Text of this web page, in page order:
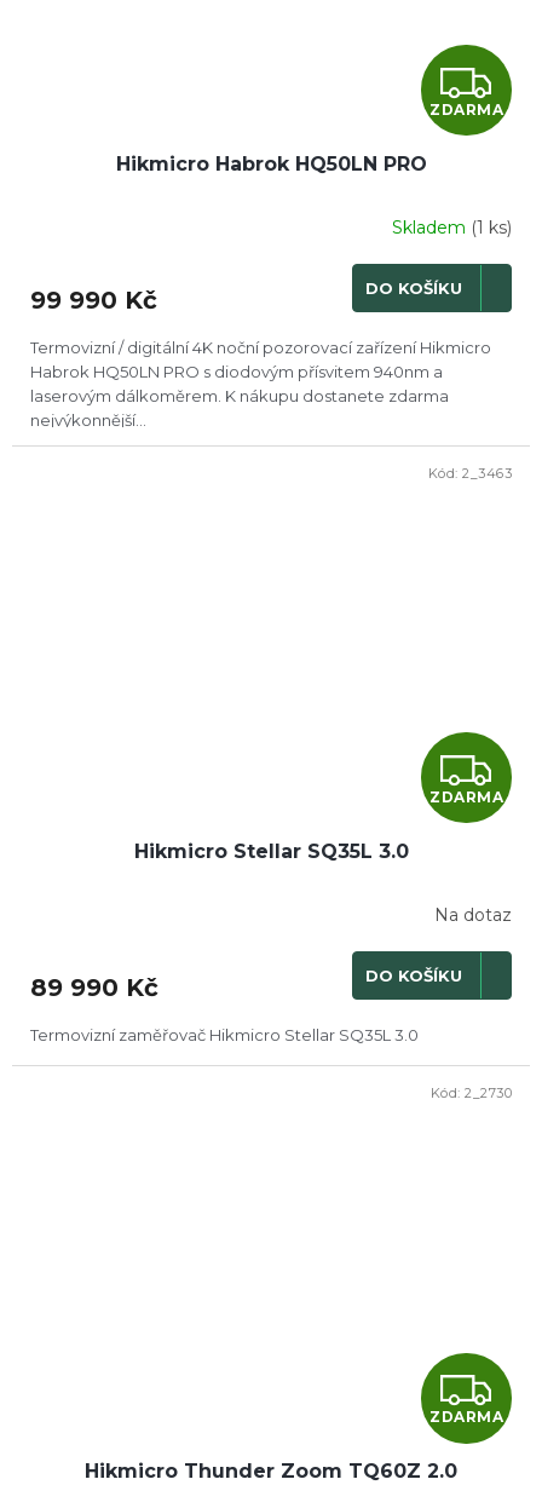
Z
D
R
M
ZDARMA
Hikmicro Habrok HQ50LN PRO
Skladem (1 ks)
99 990 Kč DO KOŠÍKU
Termovizní / digitální 4K noční pozorovací zařízení Hikmicro
Habrok HQ50LN PRO s diodovým přísvitem 940nm a
laserovým dálkoměrem. K nákupu dostanete zdarma
nejvýkonnější...
Z
D
R
M
ZDARMA
Hikmicro Stellar SQ35L 3.0
Na dotaz
89 990 Kč DO KOŠÍKU
Termovizní zaměřovač Hikmicro Stellar SQ35L 3.0
Kód: 2_3463
Z
D
ZDARMA
Hikmicro Thunder Zoom TQ60Z 2.0
Kód: 2_2730